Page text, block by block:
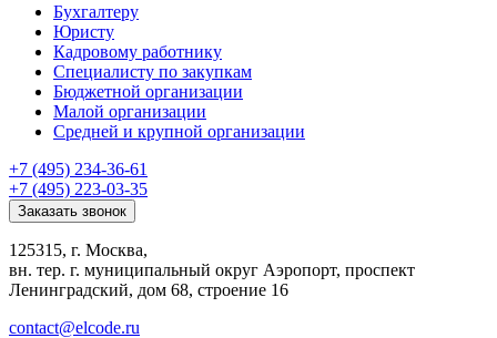
Бухгалтеру
Юристу
Кадровому работнику
Специалисту по закупкам
Бюджетной организации
Малой организации
Средней и крупной организации
+7 (495) 234-36-61
+7 (495) 223-03-35
Заказать звонок
125315, г. Москва,
вн. тер. г. муниципальный округ Аэропорт, проспект
Ленинградский, дом 68, строение 16
contact@elcode.ru